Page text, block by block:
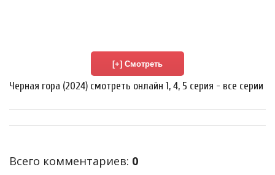
Черная гора (2024) смотреть онлайн 1, 4, 5 серия - все серии
Всего комментариев: 0